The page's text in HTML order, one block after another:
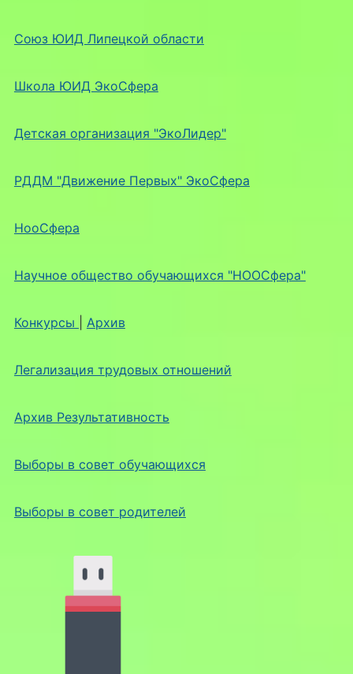
Союз ЮИД Липецкой области
Школа ЮИД ЭкоСфера
Детская организация "ЭкоЛидер"
РДДМ "Движение Первых" ЭкоСфера
НооСфера
Научное общество обучающихся "НООСфера"
Конкурсы Архив
Легализация трудовых отношений
Архив Результативность
Выборы в совет обучающихся
Выборы в совет родителей